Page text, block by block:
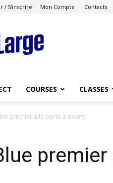
/ S'inscrire Mon Compte Contacts
COURSES CLASSES
premier à la porte à points
premier